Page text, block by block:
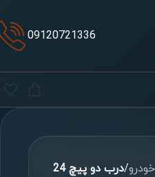
09120721336
/درب دو پیچ 24